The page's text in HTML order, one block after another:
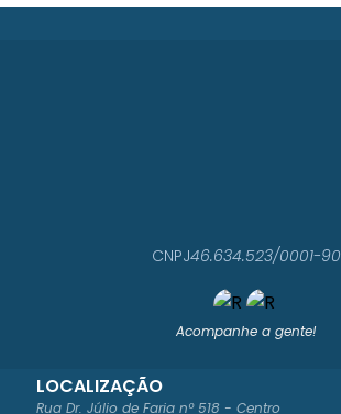
Acompanhe a gente!
LOCALIZAÇÃO
Rua Dr. Júlio de Faria nº 518 - Centro
CNPJ46.634.523/0001-90